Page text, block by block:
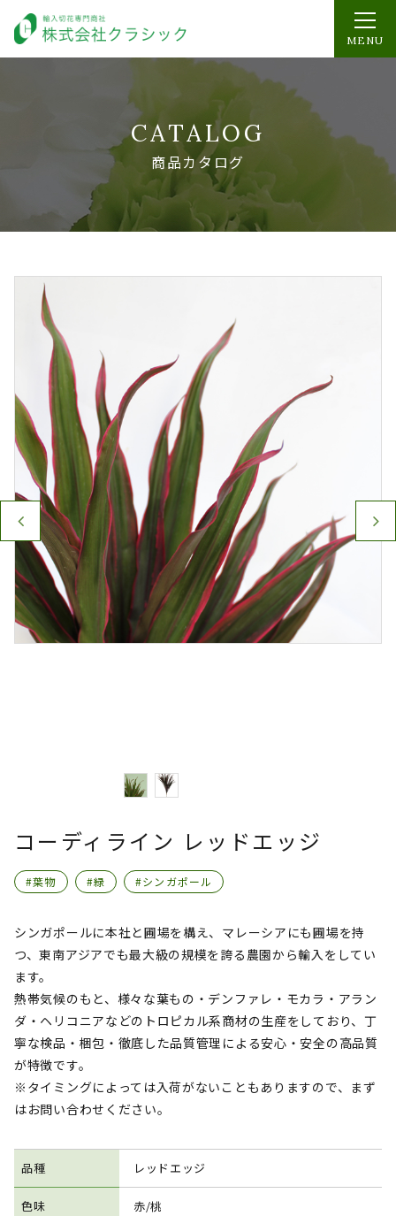
MENU
CATALOG
商品カタログ
コーディライン レッドエッジ
#葉物 #緑 #シンガポール
シンガポールに本社と圃場を構え、マレーシアにも圃場を持
つ、東南アジアでも最大級の規模を誇る農園から輸入をしてい
ます。
熱帯気候のもと、様々な葉もの・デンファレ・モカラ・アラン
ダ・ヘリコニアなどのトロピカル系商材の生産をしており、丁
寧な検品・梱包・徹底した品質管理による安心・安全の高品質
が特徴です。
※タイミングによっては入荷がないこともありますので、まず
はお問い合わせください。
品種 レッドエッジ
色味 赤/桃